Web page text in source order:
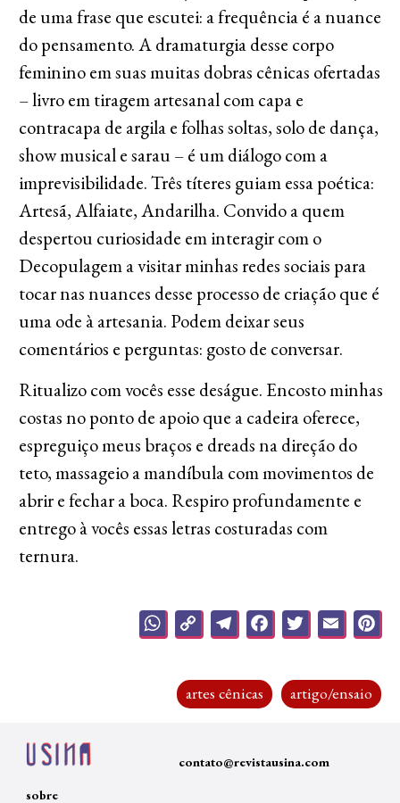
de uma frase que escutei: a frequência é a nuance
do pensamento. A dramaturgia desse corpo
feminino em suas muitas dobras cênicas ofertadas
– livro em tiragem artesanal com capa e
contracapa de argila e folhas soltas, solo de dança,
show musical e sarau – é um diálogo com a
imprevisibilidade. Três títeres guiam essa poética:
Artesã, Alfaiate, Andarilha. Convido a quem
despertou curiosidade em interagir com o
Decopulagem a visitar minhas redes sociais para
tocar nas nuances desse processo de criação que é
uma ode à artesania. Podem deixar seus
comentários e perguntas: gosto de conversar.
Ritualizo com vocês esse deságue. Encosto minhas
costas no ponto de apoio que a cadeira oferece,
espreguiço meus braços e dreads na direção do
teto, massageio a mandíbula com movimentos de
abrir e fechar a boca. Respiro profundamente e
entrego à vocês essas letras costuradas com
ternura.
WhatsApp
CopyTelegram
Facebook
Twitter
artes cênicas artigo/ensaio
sobre
contato@revistausina.com